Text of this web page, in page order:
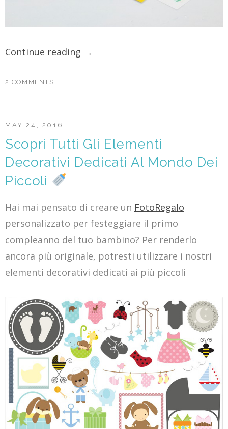
Continue reading →
2 COMMENTS
Scopri Tutti Gli Elementi
Decorativi Dedicati Al Mondo Dei
Piccoli
MAY 24, 2016
Hai mai pensato di creare un FotoRegalo
personalizzato per festeggiare il primo
compleanno del tuo bambino? Per renderlo
ancora più originale, potresti utilizzare i nostri
elementi decorativi dedicati ai più piccoli